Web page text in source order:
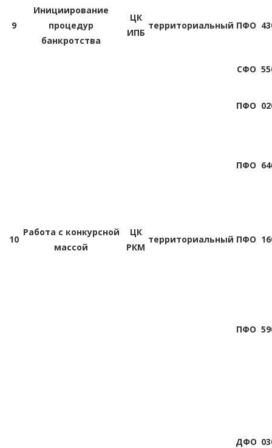
9
Инициирование
процедур
банкротства
ЦК
ИПБ
территориальный ПФО
СФО
ПФО
ПФО
10
Работа с конкурсной
массой
ЦК
РКМ
территориальный ПФО
ПФО
ДФО